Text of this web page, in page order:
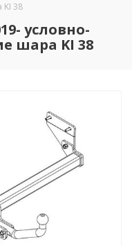
38
условно-
шара KI 38